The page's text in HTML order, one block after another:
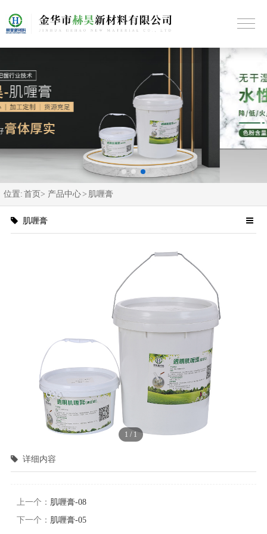
位置: 首页> 产品中心> 肌喱膏
肌喱膏
1 / 1
详细内容
上一个： 肌喱膏-08
下一个： 肌喱膏-05